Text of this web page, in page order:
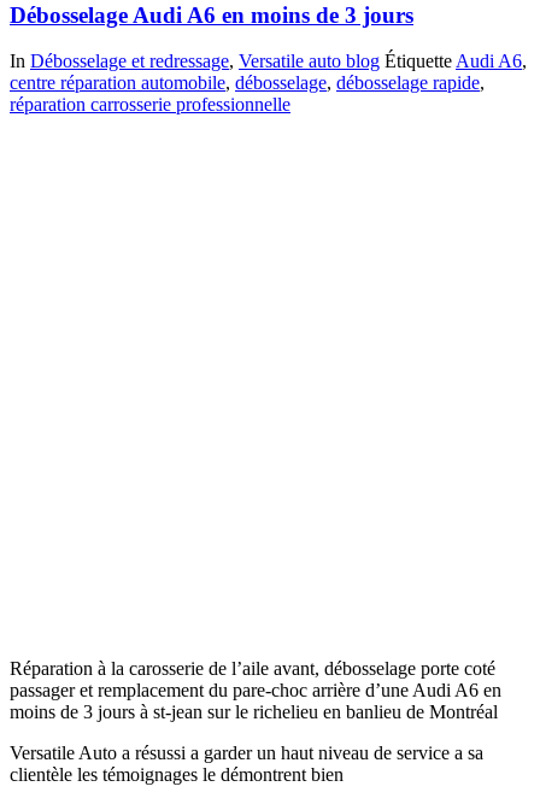
Débosselage Audi A6 en moins de 3 jours
In Débosselage et redressage, Versatile auto blog Étiquette Audi A6,
centre réparation automobile, débosselage, débosselage rapide,
réparation carrosserie professionnelle
Réparation à la carosserie de l’aile avant, débosselage porte coté
passager et remplacement du pare-choc arrière d’une Audi A6 en
moins de 3 jours à st-jean sur le richelieu en banlieu de Montréal
Versatile Auto a résussi a garder un haut niveau de service a sa
clientèle les témoignages le démontrent bien